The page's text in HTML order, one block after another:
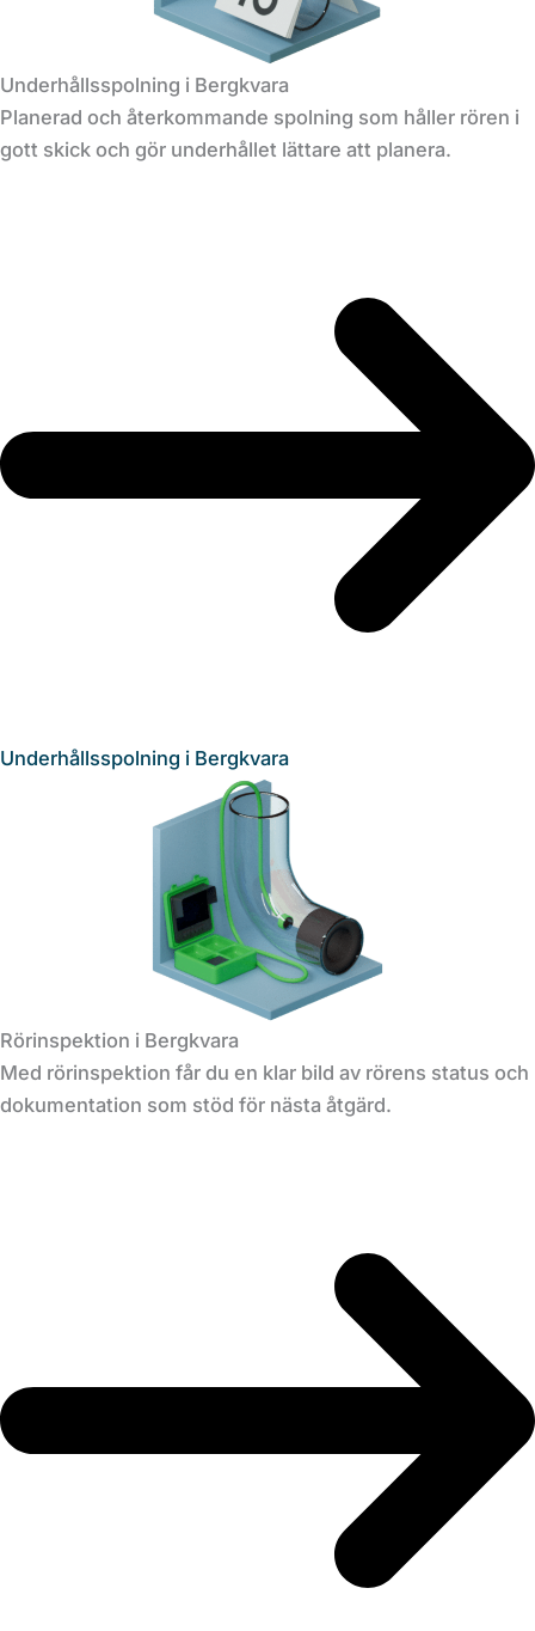
Underhållsspolning i Bergkvara
Planerad och återkommande spolning som håller rören i
gott skick och gör underhållet lättare att planera.
Underhållsspolning i Bergkvara
Rörinspektion i Bergkvara
Med rörinspektion får du en klar bild av rörens status och
dokumentation som stöd för nästa åtgärd.